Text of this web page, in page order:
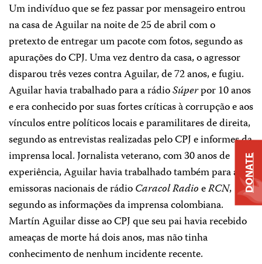
Um indivíduo quese fez passar por mensageiro entrou
na casa de Aguilar na noite de 25 de abril com o
pretexto de entregar um pacote com fotos, segundo as
apurações do CPJ.Uma vez dentro da casa, o agressor
disparou três vezes contra Aguilar, de 72 anos, e fugiu.
Aguilar havia trabalhado para a rádioSúperpor 10 anos
e era conhecido por suas fortes críticas à corrupção e aos
vínculos entre políticos locais e paramilitares de direita,
segundo as entrevistas realizadas pelo CPJ e informes da
imprensa local. Jornalista veterano, com 30 anos de
experiência, Aguilar havia trabalhado também para as
emissoras nacionais de rádioCaracol RadioeRCN,
segundo as informações da imprensa colombiana.
Martín Aguilar disse ao CPJ que seu pai havia recebido
ameaças de morte há dois anos, mas não tinha
conhecimento de nenhum incidente recente.
DONATE